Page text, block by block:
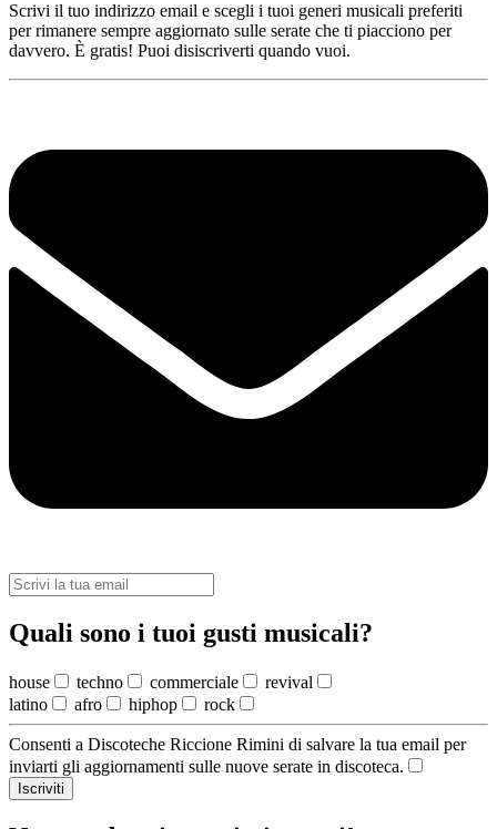
Scrivi il tuo indirizzo email e scegli i tuoi generi musicali preferiti
per rimanere sempre aggiornato sulle serate che ti piacciono per
davvero. È gratis! Puoi disiscriverti quando vuoi.
Quali sono i tuoi gusti musicali?
house techno commerciale
revival
latino
afro hiphop rock
Consenti a Discoteche Riccione Rimini di salvare la tua email per
inviarti gli aggiornamenti sulle nuove serate in discoteca.
Iscriviti